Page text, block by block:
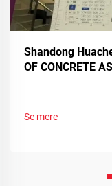
Shandong
OF CONCRETE
Se mere